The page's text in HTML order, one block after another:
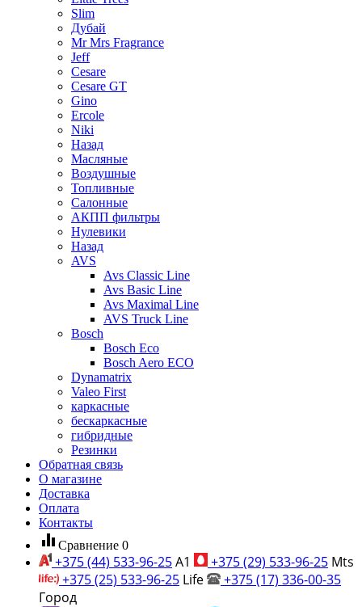
Slim
Дубай
Mr Mrs Fragrance
Jeff
Cesare
Cesare GT
Gino
Ercole
Niki
Назад
Масляные
Воздушные
Топливные
Салонные
АКПП фильтры
Нулевики
Назад
AVS
Avs Classic Line
Avs Basic Line
Avs Maximal Line
AVS Truck Line
Bosch
Bosch Eco
Bosch Aero ECO
Dynamatrix
Valeo First
каркасные
бескаркасные
гибридные
Резинки
Обратная связь
О магазине
Доставка
Оплата
Контакты
equalizer Сравнение 0
+375 (44) 533-96-25A1 +375 (29) 533-96-25 Mts
+375 (25) 533-96-25 Life
+375 (17) 336-00-35
Город